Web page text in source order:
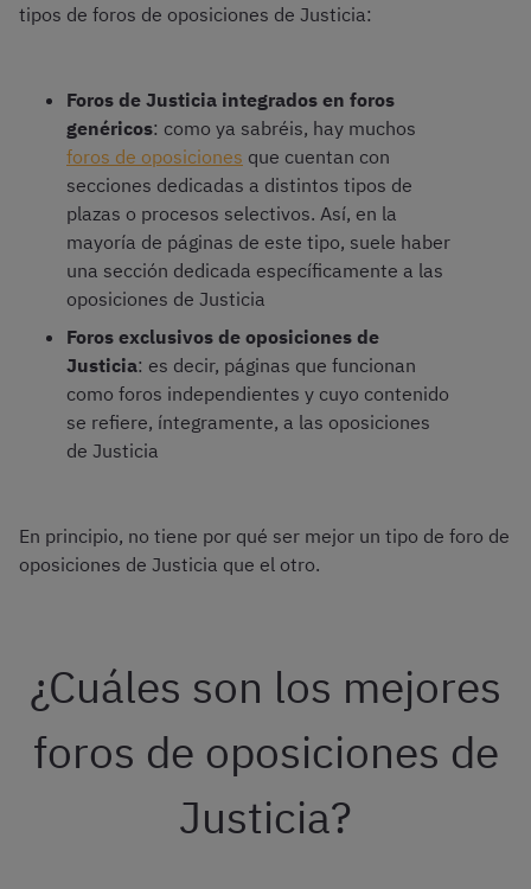
tipos de foros de oposiciones de Justicia:
Foros de Justicia integrados en foros
genéricos: como ya sabréis, hay muchos
foros de oposiciones que cuentan con
secciones dedicadas a distintos tipos de
plazas o procesos selectivos. Así, en la
mayoría de páginas de este tipo, suele haber
una sección dedicada específicamente a las
oposiciones de Justicia
Foros exclusivos de oposiciones de
Justicia: es decir, páginas que funcionan
como foros independientes y cuyo contenido
se refiere, íntegramente, a las oposiciones
de Justicia
En principio, no tiene por qué ser mejor un tipo de foro de
oposiciones de Justicia que el otro.
¿Cuáles son los mejores
foros de oposiciones de
Justicia?